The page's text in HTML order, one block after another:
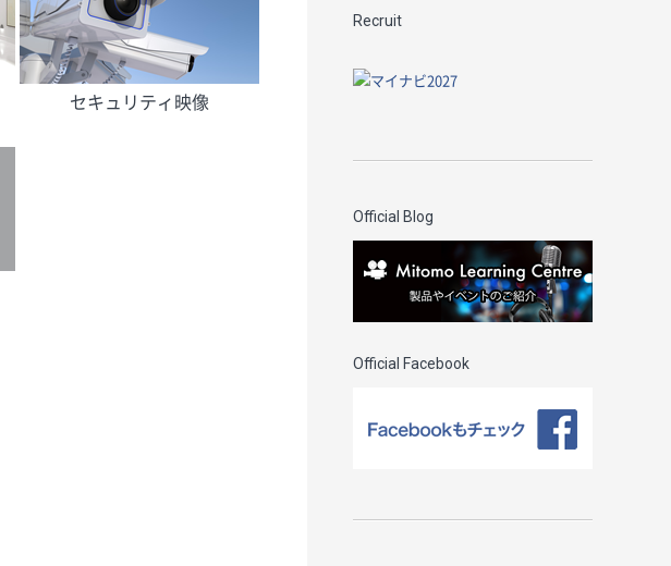
セキュリティ映像
Recruit
Official Blog
Official Facebook